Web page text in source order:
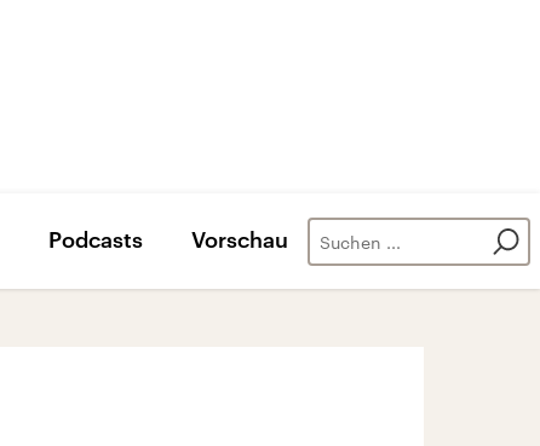
Podcasts Vorschau